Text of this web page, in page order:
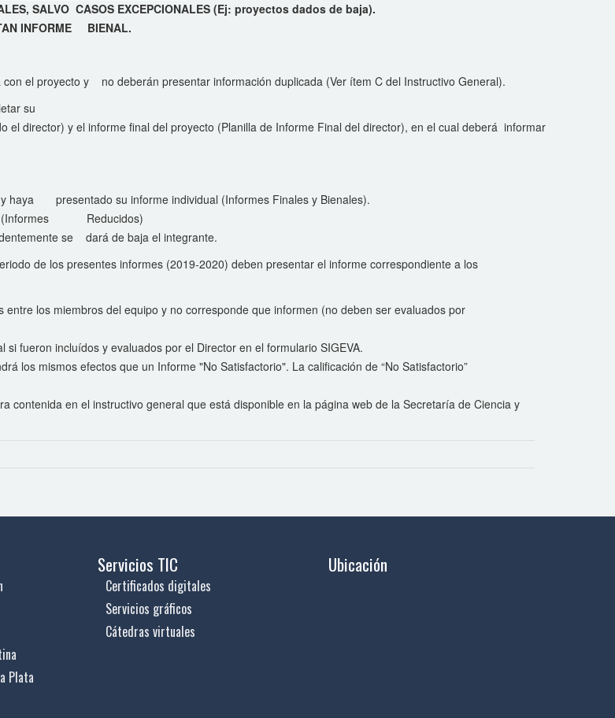
SALVO CASOS EXCEPCIONALES (Ej: proyectos dados de baja).
INFORME BIENAL.
el proyecto y no deberán presentar información duplicada (Ver ítem C del Instructivo General).
su
el director) y el informe final del proyecto (Planilla de Informe Final del director), en el cual deberá informar
y haya presentado su informe individual (Informes Finales y Bienales).
(Informes Reducidos)
se dará de baja el integrante.
de los presentes informes (2019-2020) deben presentar el informe correspondiente a los
los miembros del equipo y no corresponde que informen (no deben ser evaluados por
fueron incluídos y evaluados por el Director en el formulario SIGEVA.
los mismos efectos que un Informe "No Satisfactorio". La calificación de “No Satisfactorio”
contenida en el instructivo general que está disponible en la página web de la Secretaría de Ciencia y
Plata
Servicios TIC
Certificados digitales
Servicios gráficos
Cátedras virtuales
Ubicación